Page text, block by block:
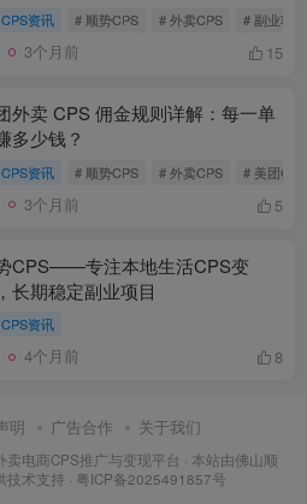
CPS资讯 # 顺势CPS # 外卖CPS # 副业项目
3个月前 15
外卖 CPS 佣金规则详解：每一单
多少钱？
CPS资讯 # 顺势CPS # 外卖CPS # 美团CPS
3个月前 5
CPS——专注本地生活CPS变
长期稳定副业项目
CPS资讯
4个月前 8
明 广告合作 关于我们
卖电商CPS推广与变现平台 · 本站由佛山顺
技术支持 · 粤ICP备2025491857号